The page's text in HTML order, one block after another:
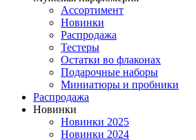
Ассортимент
Новинки
Распродажа
Тестеры
Остатки во флаконах
Подарочные наборы
Миниатюры и пробники
Распродажа
Новинки
Новинки 2025
Новинки 2024